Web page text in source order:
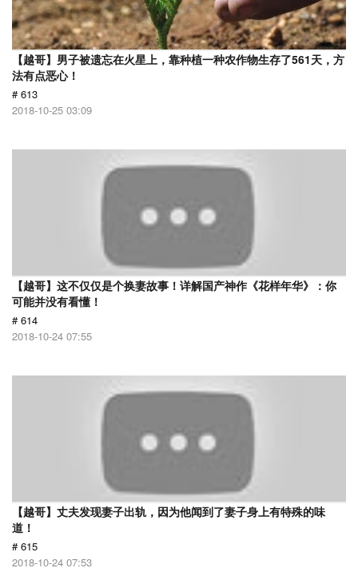
【越哥】男子被遗忘在火星上，靠种植一种农作物生存了561天，方
法有点恶心！
# 613
2018-10-25 03:09
【越哥】这不仅仅是个换妻故事！详解国产神作《花样年华》：你
可能并没有看懂！
# 614
2018-10-24 07:55
【越哥】丈夫发现妻子出轨，因为他闻到了妻子身上有特殊的味
道！
# 615
2018-10-24 07:53